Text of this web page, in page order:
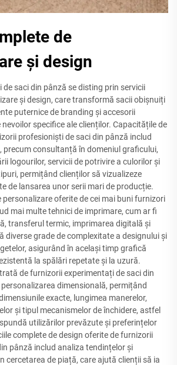
de
și design
de saci din pânză se disting prin servicii
și design, care transformă sacii obișnuiți
puternice de branding și accesorii
specifice ale clienților. Capacitățile de
profesioniști de saci din pânză includ
precum consultanță în domeniul graficului,
logourilor, servicii de potrivire a culorilor și
permițând clienților să vizualizeze
de lansarea unor serii mari de producție.
personalizare oferite de cei mai buni furnizori
mai multe tehnici de imprimare, cum ar fi
transferul termic, imprimarea digitală și
diverse grade de complexitate a designului și
asigurând în același timp grafică
la spălări repetate și la uzură.
de furnizorii experimentați de saci din
dimensională, permițând
exacte, lungimea manerelor,
și tipul mecanismelor de închidere, astfel
utilizărilor prevăzute și preferințelor
complete de design oferite de furnizorii
pânză includ analiza tendințelor și
cercetarea de piață, care ajută clienții să ia